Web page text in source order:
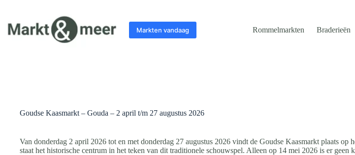
inhoud
Markten vandaag Rommelmarkten Braderieën
Goudse Kaasmarkt – Gouda – 2 april t/m 27 augustus 2026
Van donderdag 2 april 2026 tot en met donderdag 27 augustus 2026 vindt de Goudse Kaasmarkt plaats
staat het historische centrum in het teken van dit traditionele schouwspel. Alleen op 14 mei 2026 is er geen